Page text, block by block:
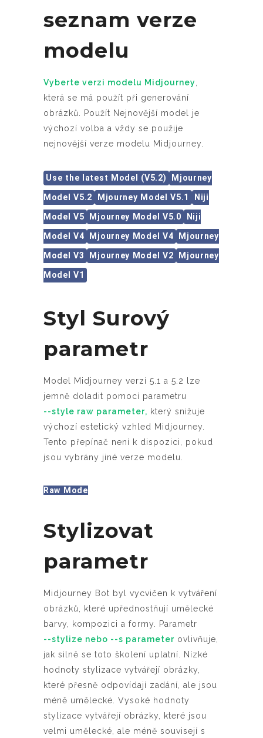
seznam verze
modelu
Vyberte verzi modelu Midjourney
která se má použít při generování
obrázků. Použít Nejnovější model je
výchozí volba a vždy se použije
nejnovější verze modelu Midjourney.
Use the latest Model (V5.2) Mjourney
Model V5.2 Mjourney Model V5.1 Niji
Model V5 Mjourney Model V5.0 Niji
Model V4 Mjourney Model V4 Mjourney
Model V3 Mjourney Model V2 Mjourney
Model V1
Styl Surový
parametr
Model Midjourney verzí 5.1 a 5.2 lze
jemně doladit pomocí parametru
--style raw parameter, který snižuje
výchozí estetický vzhled Midjourney.
Tento přepínač není k dispozici, pokud
jsou vybrány jiné verze modelu.
Raw Mode
Stylizovat
parametr
Midjourney Bot byl vycvičen k vytváření
obrázků, které upřednostňují umělecké
barvy, kompozici a formy. Parametr
--stylize nebo --s parameter ovlivňuje,
jak silně se toto školení uplatní. Nízké
hodnoty stylizace vytvářejí obrázky,
které přesně odpovídají zadání, ale jsou
méně umělecké. Vysoké hodnoty
stylizace vytvářejí obrázky, které jsou
velmi umělecké, ale méně souvisejí s